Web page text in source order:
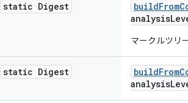
static Digest buildFrom
analysis
マークルツリ
static Digest buildFrom
analysis